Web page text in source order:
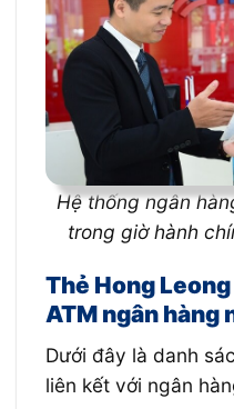
Hệ thống ngân
trong giờ hành
Thẻ Hong
ATM ngân hàng
Dưới đây là danh
liên kết với ngân